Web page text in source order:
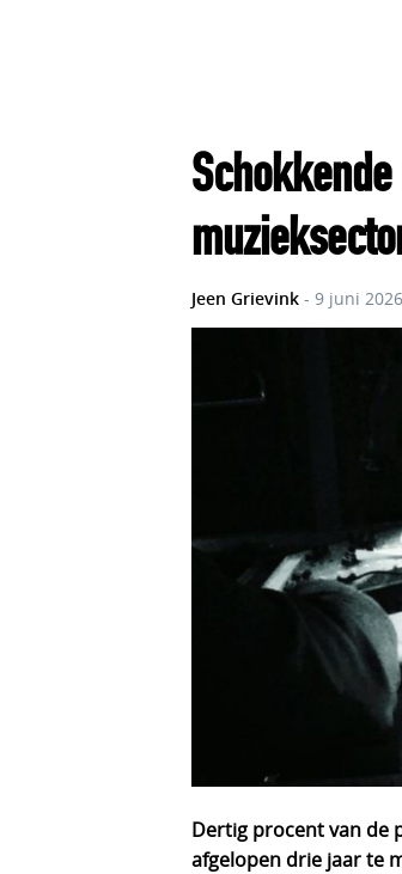
Jeen Grievink - 9 juni
Dertig procent van de
afgelopen drie jaar te